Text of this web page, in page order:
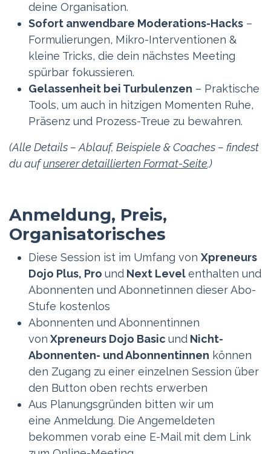
deine Organisation.
Sofort anwendbare Moderations-Hacks –
Formulierungen, Mikro-Interventionen &
kleine Tricks, die dein nächstes Meeting
spürbar fokussieren.
Gelassenheit bei Turbulenzen – Praktische
Tools, um auch in hitzigen Momenten Ruhe,
Präsenz und Prozess-Treue zu bewahren.
(Alle Details – Ablauf, Beispiele & Coaches – findest
du aufunserer detaillierten Format-Seite.)
Anmeldung, Preis,
Organisatorisches
Diese Session ist im Umfang von Xpreneurs
Dojo Plus, Pro und Next Levelenthalten und
Abonnenten und Abonnetinnen dieser Abo-
Stufe kostenlos
Abonnenten und Abonnentinnen
von Xpreneurs Dojo Basic und Nicht-
Abonnenten- und Abonnentinnen können
den Zugang zu einer einzelnen Session über
den Button oben rechts erwerben
Aus Planungsgründen bitten wir um
eine Anmeldung. Die Angemeldeten
bekommen vorab eine E-Mail mit dem Link